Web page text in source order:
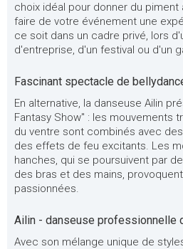
choix idéal pour donner du
faire de votre événement une
ce soit dans un cadre privé, lors
d'entreprise, d'un festival ou d'un
Fascinant spectacle de
En alternative, la danseuse Ailin
Fantasy Show" : les mouvements
du ventre sont combinés avec
des effets de feu excitants. Les
hanches, qui se poursuivent par
des bras et des mains,
passionnées.
Ailin - danseuse professionnelle
Avec son mélange unique de